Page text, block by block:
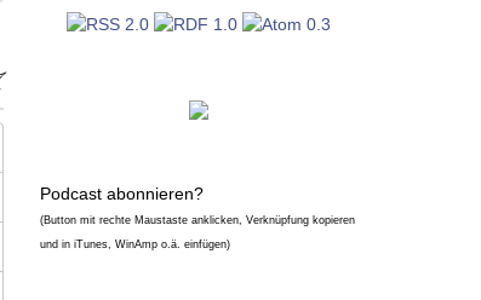
Podcast abonnieren?
(Button mit rechte Maustaste anklicken, Verknüpfung kopieren
und in iTunes, WinAmp o.ä. einfügen)